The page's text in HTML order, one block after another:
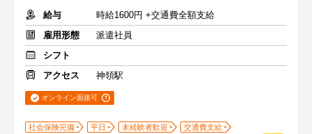
給与
時給1600円 +交通費全額支給
雇用形態
派遣社員
シフト
アクセス
神領駅
オンライン面接可
社会保険完備 平日 未経験者歓迎
交通費支給